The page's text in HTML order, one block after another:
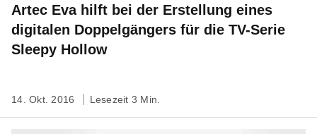
Artec Eva hilft bei der Erstellung eines
digitalen Doppelgängers für die TV-Serie
Sleepy Hollow
14. Okt. 2016 Lesezeit 3 Min.